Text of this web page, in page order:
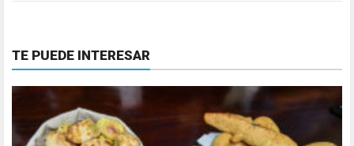
TE PUEDE INTERESAR